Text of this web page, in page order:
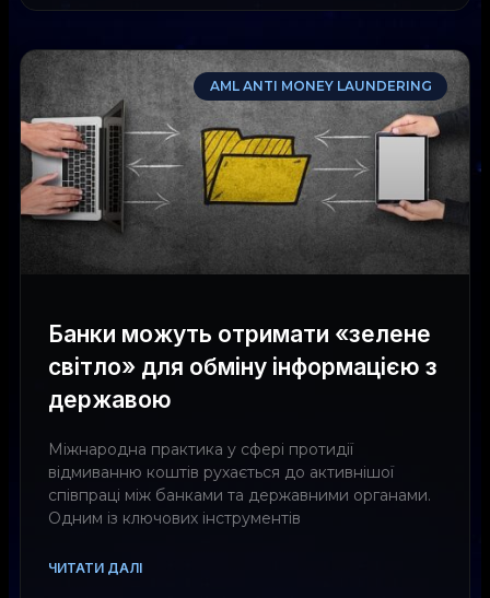
AML ANTI MONEY LAUNDERING
Банки можуть отримати «зелене
світло» для обміну інформацією з
державою
Міжнародна практика у сфері протидії
відмиванню коштів рухається до активнішої
співпраці між банками та державними органами.
Одним із ключових інструментів
ЧИТАТИ ДАЛІ